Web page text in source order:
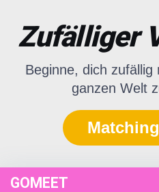
Zufälliger
Beginne, dich
ganzen Welt
GOMEET